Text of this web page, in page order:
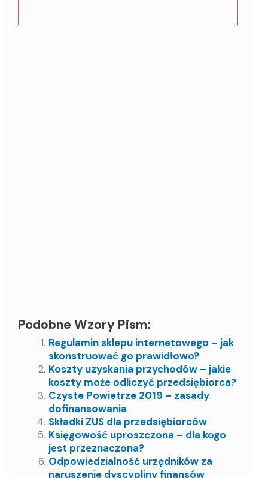
Podobne Wzory Pism:
Regulamin sklepu internetowego – jak
skonstruować go prawidłowo?
Koszty uzyskania przychodów – jakie
koszty może odliczyć przedsiębiorca?
Czyste Powietrze 2019 – zasady
dofinansowania
Składki ZUS dla przedsiębiorców
Księgowość uproszczona – dla kogo
jest przeznaczona?
Odpowiedzialność urzędników za
naruszenie dyscypliny finansów